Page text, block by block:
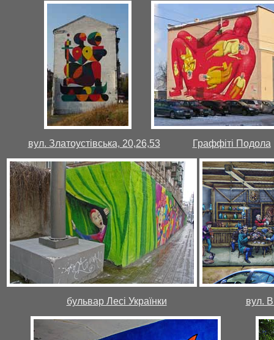
вул. Златоустівська, 20,26,53 Граффіті Подола
бульвар Лесі Українки вул.